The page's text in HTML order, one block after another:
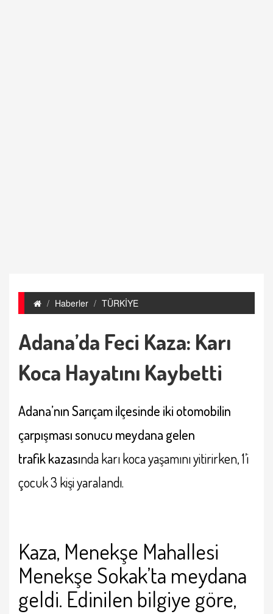
Haberler TÜRKİYE
Adana’da Feci Kaza: Karı
Koca Hayatını Kaybetti
Adana’nın Sarıçam ilçesinde iki otomobilin
çarpışması sonucu meydana gelen
trafik kazasında karı koca yaşamını yitirirken, 1’i
çocuk 3 kişi yaralandı.
Kaza, Menekşe Mahallesi
Menekşe Sokak’ta meydana
geldi. Edinilen bilgiye göre,